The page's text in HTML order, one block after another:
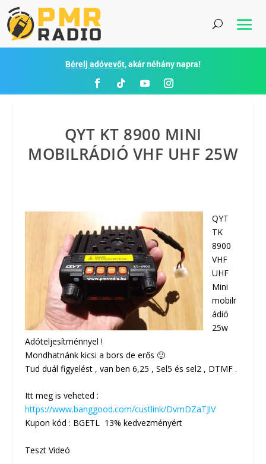
Bérelj adóvevőt, akár néhány napra!
QYT KT 8900 MINI
MOBILRÁDIÓ VHF UHF 25W
QYT
TK
8900
VHF
UHF
Mini
mobilr
ádió
25w
Adóteljesítménnyel !
Mondhatnánk kicsi a bors de erős 🙂
Tud duál figyelést , van ben 6,25 , Sel5 és sel2 , DTMF .
Itt meg is veheted :
https://www.banggood.com/custlink/DvmDZaTJlV
Kupon kód : BGETL 13% kedvezményért
Teszt Videó